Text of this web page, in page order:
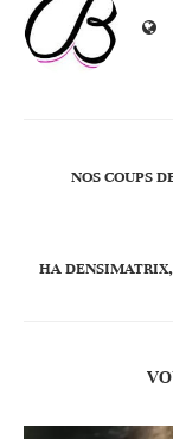
NOS COUPS
HA DENSIMATRIX,